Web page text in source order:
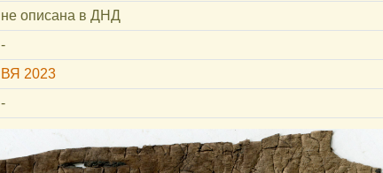
не описана в ДНД
-
ВЯ 2023
-